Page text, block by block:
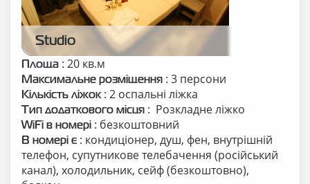
Studio
Площа : 20 кв.м
Максимальне розміщення : 3 персони
Кількість ліжок: 2 оспальні ліжка
Тип додаткового місця : Розкладне ліжко
WiFi в номері : безкоштовний
В номері є : кондиціонер, душ, фен, внутрішній
телефон, супутникове телебачення (російський
канал), холодильник, сейф (безкоштовно),